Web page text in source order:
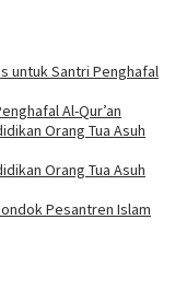
untuk Santri Penghafal
Al-Qur’an
Orang Tua Asuh
Orang Tua Asuh
Pesantren Islam